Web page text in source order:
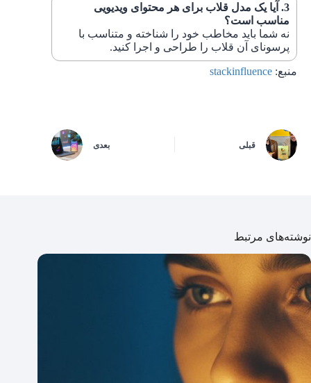
آیا یک مدل قلاب برای هر محتوای ویدیویی
مناسب است؟
نه شما باید مخاطب خود را شناخته و متناسب با
پرسونای آن قلاب را طراحی و اجرا کنید.
منبع: stackinfluence
قبلی بعدی
نوشته‌های مرتبط